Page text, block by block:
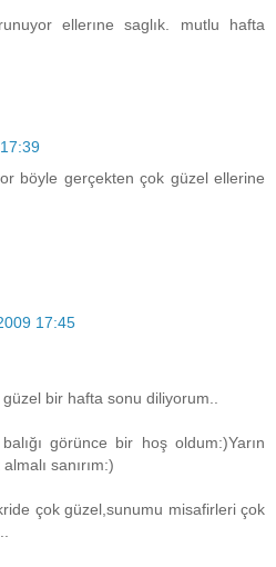
ellerıne saglık. mutlu hafta
böyle gerçekten çok güzel ellerine
17:45
bir hafta sonu diliyorum..
görünce bir hoş oldum:)Yarın
sanırım:)
çok güzel,sunumu misafirleri çok